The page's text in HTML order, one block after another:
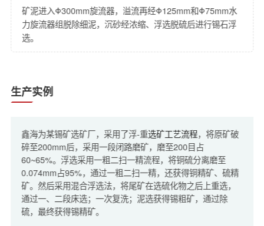
矿泥进入Φ300mm旋流器，溢流再经Φ125mm和Φ75mm水
力旋流器组脱除细泥，沉砂经浓缩、浮选脱硫后进行锡石浮
选。
生产实例
鑫海为某锡矿选矿厂，采用了浮-重选矿工艺流程，将原矿破
碎至200mm后，采用一段闭路磨矿，磨至200目占
60~65%。浮选采用一粗二扫一精流程，将铜硫分离磨至
0.074mm占95%，通过一粗二扫一精，还获得铜精矿、硫精
矿。然后采用混合浮选法，将尾矿在选硫化物之后上重选，
通过一、二段床选；一次复洗；泥选获得锡粗矿，通过除
硫，最终获得锡精矿。